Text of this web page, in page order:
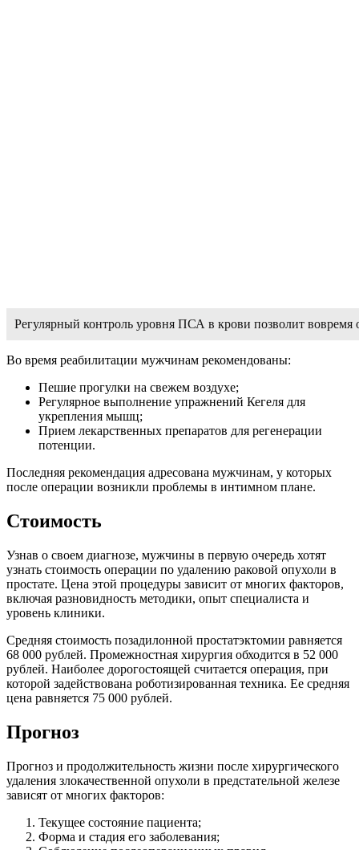
Регулярный контроль уровня ПСА в крови позволит вовремя
Во время реабилитации мужчинам рекомендованы:
Пешие прогулки на свежем воздухе;
Регулярное выполнение упражнений Кегеля для
укрепления мышц;
Прием лекарственных препаратов для регенерации
потенции.
Последняя рекомендация адресована мужчинам, у которых
после операции возникли проблемы в интимном плане.
Стоимость
Узнав о своем диагнозе, мужчины в первую очередь хотят
узнать стоимость операции по удалению раковой опухоли в
простате. Цена этой процедуры зависит от многих факторов,
включая разновидность методики, опыт специалиста и
уровень клиники.
Средняя стоимость позадилонной простатэктомии равняется
68 000 рублей. Промежностная хирургия обходится в 52 000
рублей. Наиболее дорогостоящей считается операция, при
которой задействована роботизированная техника. Ее средняя
цена равняется 75 000 рублей.
Прогноз
Прогноз и продолжительность жизни после хирургического
удаления злокачественной опухоли в предстательной железе
зависят от многих факторов:
Текущее состояние пациента;
Форма и стадия его заболевания;